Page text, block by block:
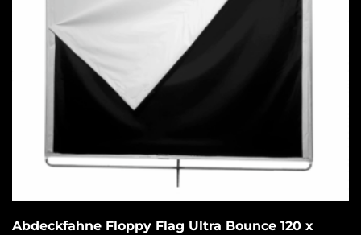
Abdeckfahne Floppy Flag Ultra Bounce 120 x